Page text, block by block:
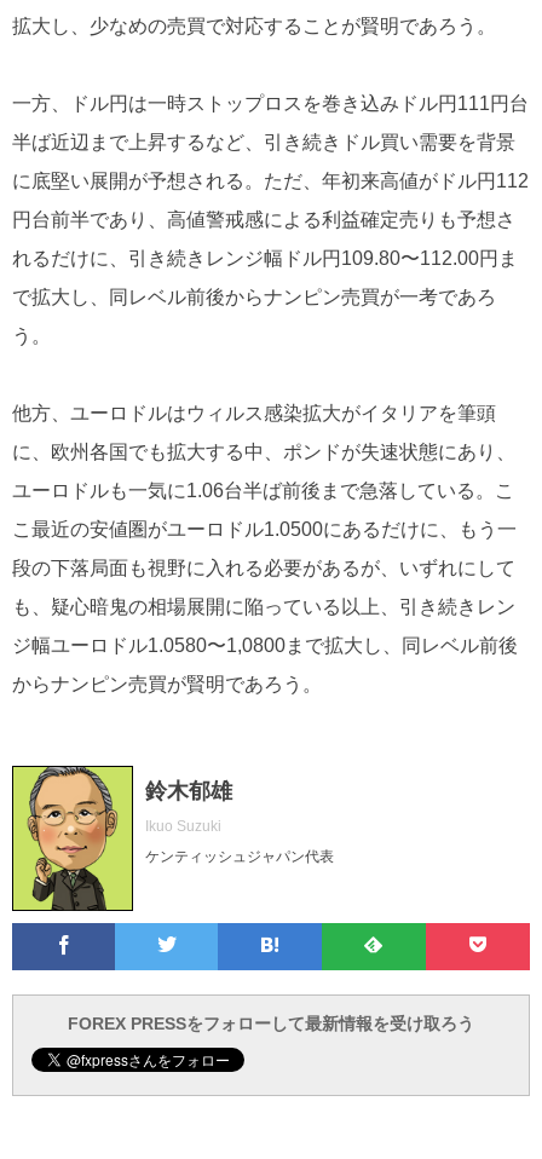
拡大し、少なめの売買で対応することが賢明であろう。
一方、ドル円は一時ストップロスを巻き込みドル円111円台
半ば近辺まで上昇するなど、引き続きドル買い需要を背景
に底堅い展開が予想される。ただ、年初来高値がドル円112
円台前半であり、高値警戒感による利益確定売りも予想さ
れるだけに、引き続きレンジ幅ドル円109.80〜112.00円ま
で拡大し、同レベル前後からナンピン売買が一考であろ
う。
他方、ユーロドルはウィルス感染拡大がイタリアを筆頭
に、欧州各国でも拡大する中、ポンドが失速状態にあり、
ユーロドルも一気に1.06台半ば前後まで急落している。こ
こ最近の安値圏がユーロドル1.0500にあるだけに、もう一
段の下落局面も視野に入れる必要があるが、いずれにして
も、疑心暗鬼の相場展開に陥っている以上、引き続きレン
ジ幅ユーロドル1.0580〜1,0800まで拡大し、同レベル前後
からナンピン売買が賢明であろう。
鈴木郁雄
Ikuo Suzuki
ケンティッシュジャパン代表
Twitter
て
ブ
で
ォ
ロ
ー
で
と
で
FOREX PRESSをフォローして最新情報を受け取ろう